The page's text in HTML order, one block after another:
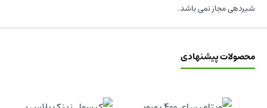
شیردهی مجاز نمی باشد.
محصولات پیشنهادی